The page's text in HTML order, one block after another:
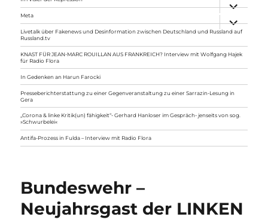
anzeigen
Meta
anzeigen
Livetalk über Fakenews und Desinformation zwischen Deutschland und Russland auf
Russland.tv
KNAST FÜR JEAN-MARC ROUILLAN AUS FRANKREICH? Interview mit Wolfgang Hajek
für Radio Flora
In Gedenken an Harun Farocki
Presseberichterstattung zu einer Gegenveranstaltung zu einer Sarrazin-Lesung in
Gera
„Corona & linke Kritik(un) fähigkeit“- Gerhard Hanloser im Gespräch- jenseits von sog.
»Schwurbelei«
Antifa-Prozess in Fulda – Interview mit Radio Flora
Bundeswehr –
Neujahrsgast der LINKEN